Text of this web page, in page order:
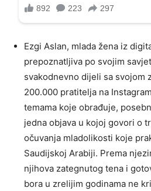
Ezgi Aslan, mlada žena iz
prepoznatljiva po svojim
svakodnevno dijeli sa svojom
200.000 pratitelja na
temama koje obrađuje,
jedna objava u kojoj govori o
očuvanja mladolikosti koje
Saudijskoj Arabiji. Prema
njihova zategnutog tena i
bora u zrelijim godinama ne